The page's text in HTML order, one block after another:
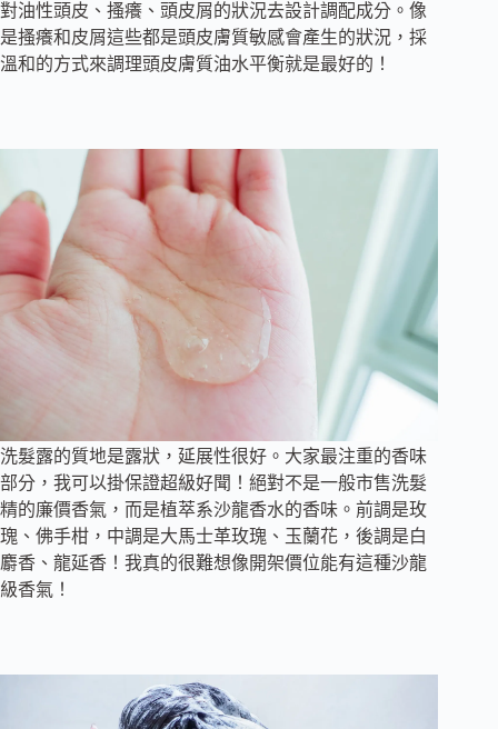
對油性頭皮、搔癢、頭皮屑的狀況去設計調配成分。像
是搔癢和皮屑這些都是頭皮膚質敏感會產生的狀況，採
溫和的方式來調理頭皮膚質油水平衡就是最好的！
洗髮露的質地是露狀，延展性很好。大家最注重的香味
部分，我可以掛保證超級好聞！絕對不是一般市售洗髮
精的廉價香氣，而是植萃系沙龍香水的香味。前調是玫
瑰、佛手柑，中調是大馬士革玫瑰、玉蘭花，後調是白
麝香、龍延香！我真的很難想像開架價位能有這種沙龍
級香氣！